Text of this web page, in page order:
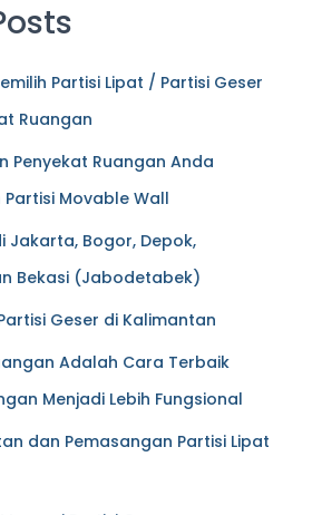
Partisi Lipat / Partisi Geser
Ruangan
Penyekat Ruangan Anda
Movable Wall
Jakarta, Bogor, Depok,
Bekasi (Jabodetabek)
Geser di Kalimantan
Adalah Cara Terbaik
Menjadi Lebih Fungsional
dan Pemasangan Partisi Lipat